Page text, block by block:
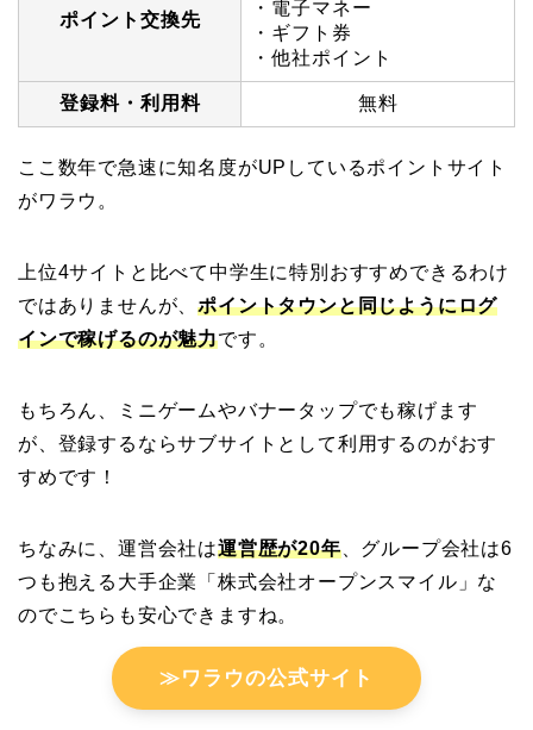
ポイント交換先
・電子マネー
・ギフト券
・他社ポイント
登録料・利用料 無料
ここ数年で急速に知名度がUPしているポイントサイト
がワラウ。
上位4サイトと比べて中学生に特別おすすめできるわけ
ではありませんが、ポイントタウンと同じようにログ
インで稼げるのが魅力です。
もちろん、ミニゲームやバナータップでも稼げます
が、登録するならサブサイトとして利用するのがおす
すめです！
ちなみに、運営会社は運営歴が20年、グループ会社は6
つも抱える大手企業「株式会社オープンスマイル」な
のでこちらも安心できますね。
≫ワラウの公式サイト